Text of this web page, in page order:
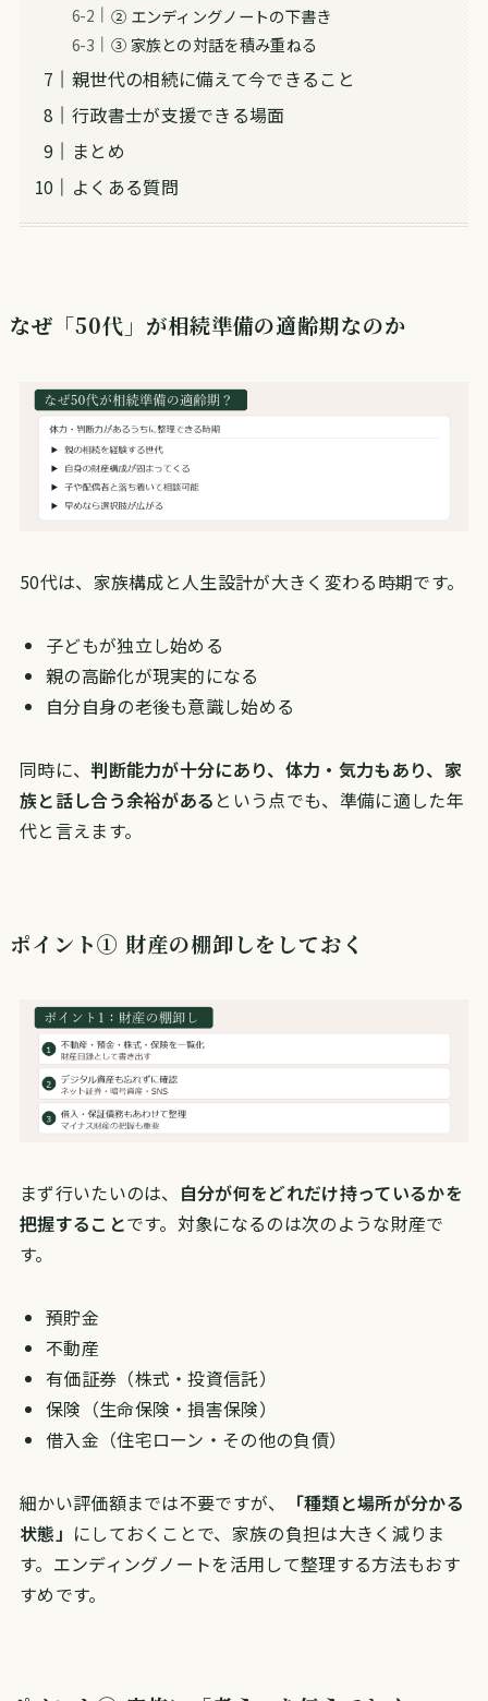
② エンディングノートの下書き
③ 家族との対話を積み重ねる
親世代の相続に備えて今できること
行政書士が支援できる場面
まとめ
よくある質問
なぜ「50代」が相続準備の適齢期なのか
50代は、家族構成と人生設計が大きく変わる時期です。
子どもが独立し始める
親の高齢化が現実的になる
自分自身の老後も意識し始める
同時に、判断能力が十分にあり、体力・気力もあり、家
族と話し合う余裕がある という点でも、準備に適した年
代と言えます。
ポイント① 財産の棚卸しをしておく
まず行いたいのは、 自分が何をどれだけ持っているかを
把握することです。対象になるのは次のような財産で
す。
預貯金
不動産
有価証券（株式・投資信託）
保険（生命保険・損害保険）
借入金（住宅ローン・その他の負債）
細かい評価額までは不要ですが、
「種類と場所が分かる
状態」 にしておくことで、家族の負担は大きく減りま
す。エンディングノートを活用して整理する方法もおす
すめです。